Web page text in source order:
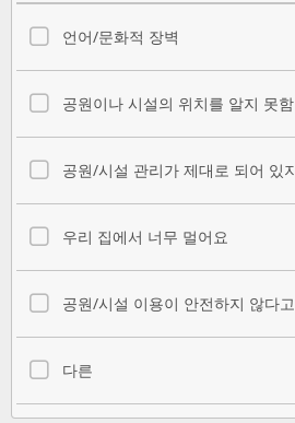
언어/문화적 장벽
공원이나 시설의 위치를 알지 못함
공원/시설 관리가 제대로 되어 있
우리 집에서 너무 멀어요
공원/시설 이용이 안전하지 않다
다른